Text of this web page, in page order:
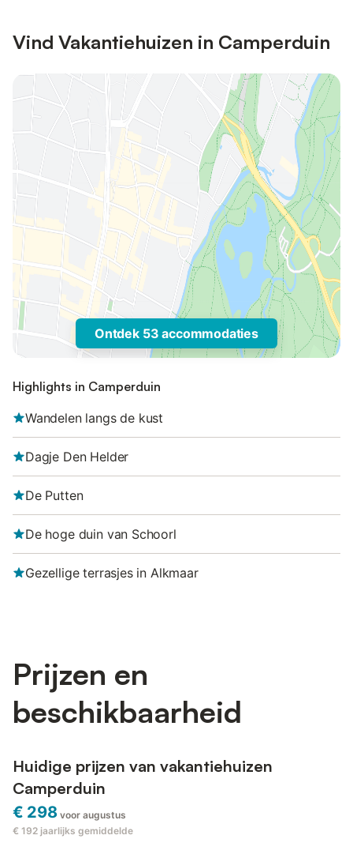
Vind Vakantiehuizen in Camperduin
Ontdek 53 accommodaties
Highlights in Camperduin
Wandelen langs de kust
Dagje Den Helder
De Putten
De hoge duin van Schoorl
Gezellige terrasjes in Alkmaar
Prijzen en
beschikbaarheid
Huidige prijzen van vakantiehuizen
Camperduin
€ 298 voor augustus
€ 192 jaarlijks gemiddelde